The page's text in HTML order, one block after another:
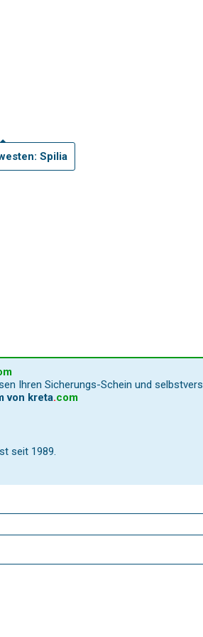
Wenn Sie das Buchungssystem nicht
Spilia
Ihren Sicherungs-Schein und
von kreta.com
seit 1989.